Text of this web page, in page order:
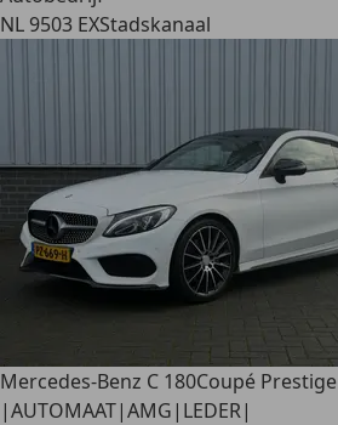
NL 9503 EXStadskanaal
Mercedes-Benz C 180Coupé Prestige
|AUTOMAAT|AMG|LEDER|